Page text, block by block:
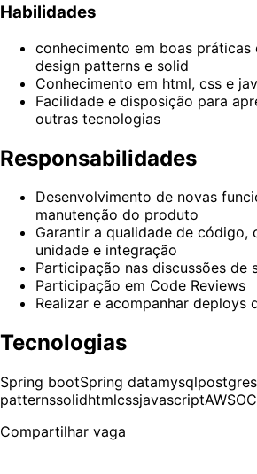
Habilidades
conhecimento em boas
design patterns e solid
Conhecimento em html, css e
Facilidade e disposição para
outras tecnologias
Responsabilidades
Desenvolvimento de novas
manutenção do produto
Garantir a qualidade de código,
unidade e integração
Participação nas discussões de
Participação em Code Reviews
Realizar e acompanhar deploys
Tecnologias
Spring bootSpring datamysqlpostgres
patternssolidhtmlcssjavascriptAWS
Compartilhar vaga